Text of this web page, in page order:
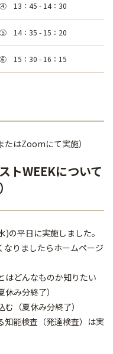
④ 13：45 - 14：30
⑤ 14：35 - 15：20
⑥ 15：30 - 16：15
たはZoomにて実施）
トWEEKについて
の平日に実施しました。
りましたらホームページ
はどんなものか知りたい
み分終了）
（夏休み分終了）
知能検査（発達検査）は実